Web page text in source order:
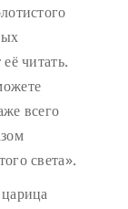
читать.
всего
света».